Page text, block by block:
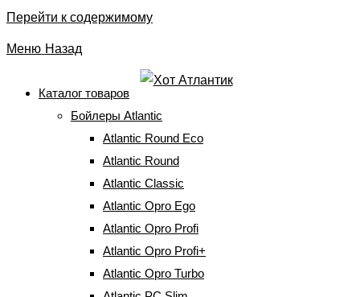
Перейти к содержимому
Меню Назад
Каталог товаров
Бойлеры Atlantic
Atlantic Round Eco
Atlantic Round
Atlantic Classic
Atlantic Opro Ego
Atlantic Opro Profi
Atlantic Opro Profi+
Atlantic Opro Turbo
Тэн к бойлеру Atlantic ER
002500 Turbo
Запчасти к бойлерам ⇒Мокрые (медные) ТЭНы
бойлеру Atlantic ER 002500 Turbo